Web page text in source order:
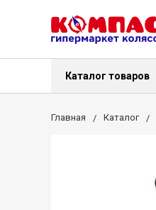
Каталог товаров
Главная Каталог